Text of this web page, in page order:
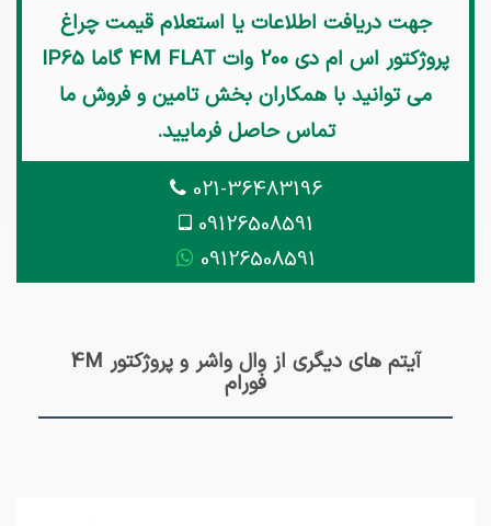
جهت دریافت اطلاعات یا استعلام قیمتچراغ
پروژکتور اس ام دی 200 وات 4M FLAT گاما IP65
می توانید با همکاران بخش تامین و فروش ما
تماس حاصل فرمایید.
021-36483196
09126508591
09126508591
آیتم های دیگری از وال واشر و پروژکتور 4M
فورام